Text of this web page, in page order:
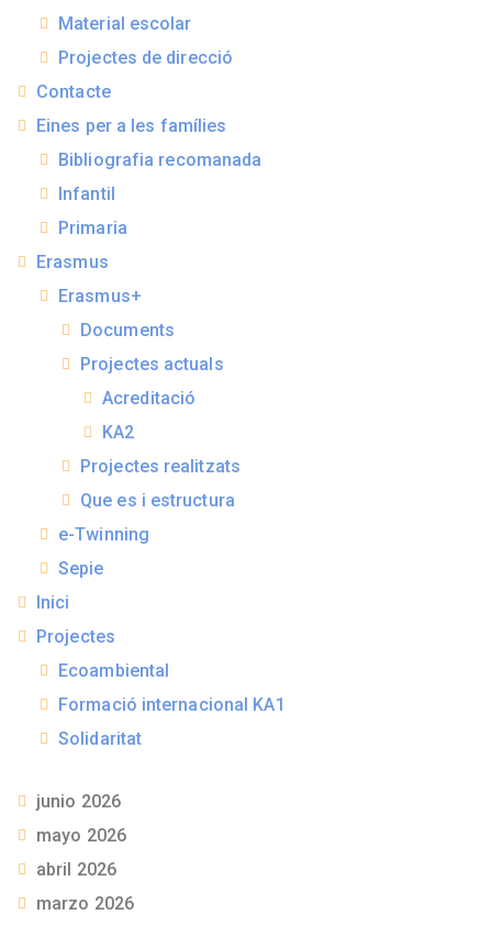
Material escolar
Projectes de direcció
Contacte
Eines per a les famílies
Bibliografia recomanada
Infantil
Primaria
Erasmus
Erasmus+
Documents
Projectes actuals
Acreditació
KA2
Projectes realitzats
Que es i estructura
e-Twinning
Sepie
Inici
Projectes
Ecoambiental
Formació internacional KA1
Solidaritat
junio 2026
mayo 2026
abril 2026
marzo 2026